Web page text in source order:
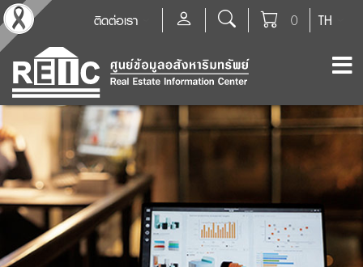
TH
0
ติดต่อเรา